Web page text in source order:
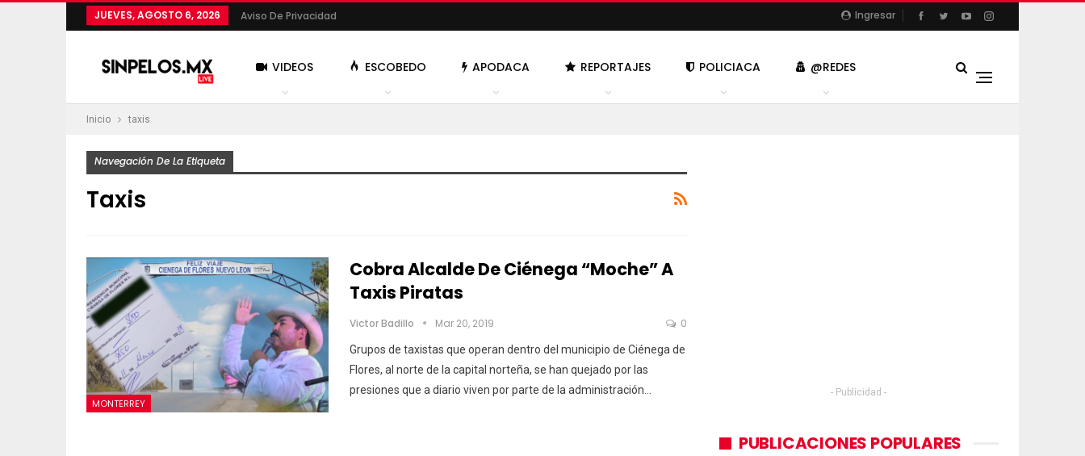
Ingresar
JUEVES, AGOSTO 6, 2026 Aviso De Privacidad
VIDEOS ESCOBEDO APODACA REPORTAJES POLICIACA @REDES
Inicio taxis
Navegación De La Etiqueta
Taxis
MONTERREY
Cobra Alcalde De Ciénega “moche” A
Taxis Piratas
Victor Badillo Mar 20, 2019 0
Grupos de taxistas que operan dentro del municipio de Ciénega de
Flores, al norte de la capital norteña, se han quejado por las
presiones que a diario viven por parte de la administración…
- Publicidad -
PUBLICACIONES POPULARES